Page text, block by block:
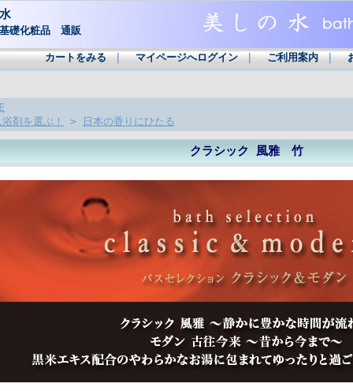
礎化粧品 通販
カートをみる｜ マイページへログイン｜ ご利用案内｜
剤を選ぶ！
> 日本の香りにひたる
クラシック 風雅 竹